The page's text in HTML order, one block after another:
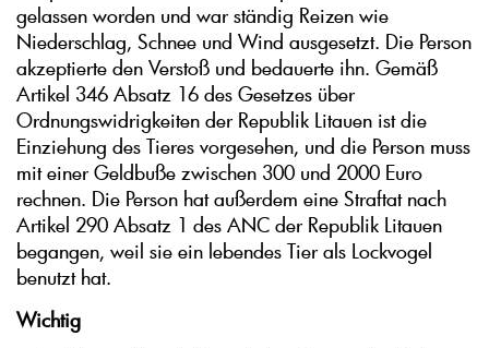
gelassen worden und war ständig Reizen wie
Niederschlag, Schnee und Wind ausgesetzt. Die Person
akzeptierte den Verstoß und bedauerte ihn. Gemäß
Artikel 346 Absatz 16 des Gesetzes über
Ordnungswidrigkeiten der Republik Litauen ist die
Einziehung des Tieres vorgesehen, und die Person muss
mit einer Geldbuße zwischen 300 und 2000 Euro
rechnen. Die Person hat außerdem eine Straftat nach
Artikel 290 Absatz 1 des ANC der Republik Litauen
begangen, weil sie ein lebendes Tier als Lockvogel
benutzt hat.
Wichtig